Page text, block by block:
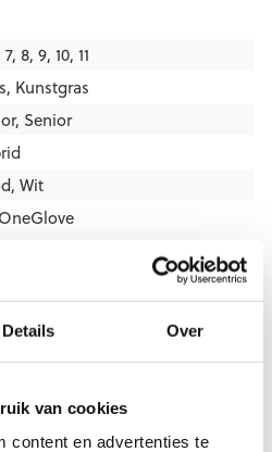
Details Over
van cookies
content en advertenties te
Eigenschappen
Maat: 5
helaas niet terugnemen.
VTX Categorieën:Gras
8, 9, 10, 11
, Kunstgras
, Senior
, Wit